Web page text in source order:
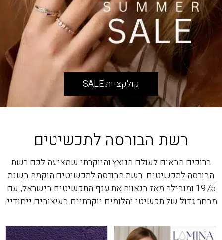
קולקציית SALE
רשת הבורסה לתכשיטים
ברוכים הבאים לעולם הנוצץ והיוקרתי שמציעה לכם רשת
הבורסה לתכשיטים. רשת הבורסה לתכשיטים הוקמה בשנת
1975 ומובילה מאז בגאווה את ענף התכשיטים בישראל, עם
מבחר גדול של תכשיטי יהלומים יוקרתיים בעיצובים ייחודיי.